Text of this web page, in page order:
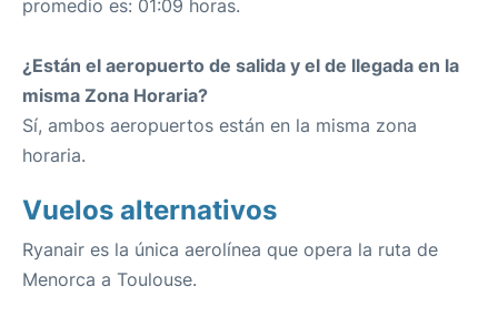
promedio es: 01:09 horas.
¿Están el aeropuerto de salida y el de llegada en la
misma Zona Horaria?
Sí, ambos aeropuertos están en la misma zona
horaria.
Vuelos alternativos
Ryanair es la única aerolínea que opera la ruta de
Menorca a Toulouse.